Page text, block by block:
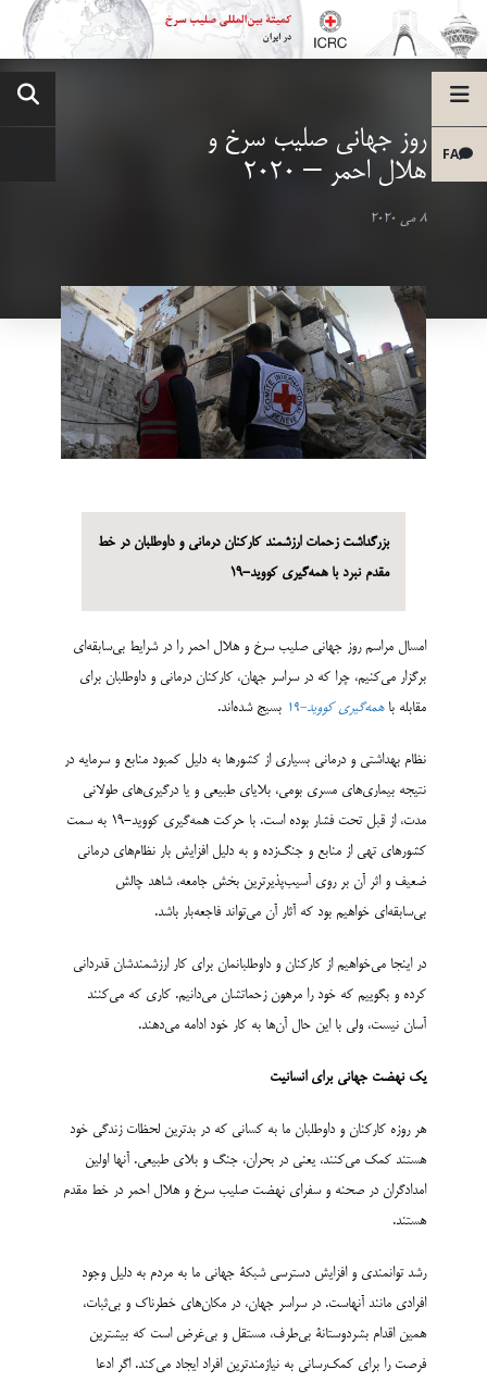
FA
روز جهانی صلیب سرخ و
هلال احمر – 2020
8 می 2020
بزرگداشت زحمات ارزشمند کارکنان درمانی و داوطلبان در خط
مقدم نبرد با همه‌گیری کووید-19
امسال مراسم روز جهانی صلیب سرخ و هلال احمر را در شرایط بی‌سابقه‌ای
برگزار می‌کنیم، چرا که در سراسر جهان، کارکنان درمانی و داوطلبان برای
مقابله باهمه‌گیری کووید-19 بسیج شده‌اند.
نظام بهداشتی و درمانی بسیاری از کشورها به دلیل کمبود منابع و سرمایه در
نتیجه بیماری‌های مسری بومی، بلایای طبیعی و یا درگیری‌های طولانی
مدت، از قبل تحت فشار بوده است. با حرکت همه‌گیری کووید-19 به سمت
کشورهای تهی از منابع و جنگ‌زده و به دلیل افزایش بار نظام‌های درمانی
ضعیف و اثر آن بر روی آسیب‌پذیرترین بخش جامعه، شاهد چالش
بی‌سابقه‌ای خواهیم بود که آثار آن می‌تواند فاجعه‌بار باشد.
در اینجا می‌خواهیم از کارکنان و داوطلبانمان برای کار ارزشمندشان قدردانی
کرده و بگوییم که خود را مرهون زحماتشان می‌دانیم. کاری که می‌کنند
آسان نیست، ولی با این حال آن‌ها به کار خود ادامه می‌دهند.
یک نهضت جهانی برای انسانیت
هر روزه کارکنان و داوطلبان ما به کسانی که در بدترین لحظات زندگی خود
هستند کمک می‌کنند، یعنی در بحران، جنگ و بلای طبیعی. آنها اولین
امدادگران در صحنه و سفرای نهضت صلیب سرخ و هلال احمر در خط مقدم
هستند.
رشد توانمندی و افزایش دسترسی شبکۀ جهانی ما به مردم به دلیل وجود
افرادی مانند آنهاست. در سراسر جهان، در مکان‌های خطرناک و بی‌ثبات،
همین اقدام بشردوستانۀ بی‌طرف، مستقل و بی‌غرض است که بیشترین
فرصت را برای کمک‌رسانی به نیازمندترین افراد ایجاد می‌کند. اگر ادعا